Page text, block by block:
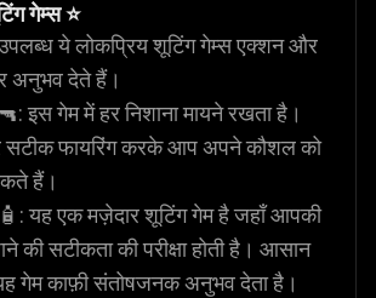
गेम्स ⭐
ये लोकप्रिय शूटिंग गेम्स एक्शन और
अनुभव देते हैं।
🔫: इस गेम में हर निशाना मायने रखता है।
सटीक फायरिंग करके आप अपने कौशल को
हैं।
यह एक मज़ेदार शूटिंग गेम है जहाँ आपकी
की सटीकता की परीक्षा होती है। आसान
गेम काफ़ी संतोषजनक अनुभव देता है।